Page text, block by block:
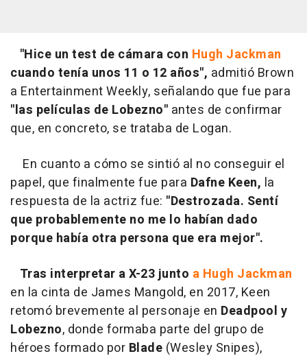
"Hice un test de cámara con Hugh Jackman
cuando tenía unos 11 o 12 años", admitió Brown
a Entertainment Weekly, señalando que fue para
"las películas de Lobezno" antes de confirmar
que, en concreto, se trataba de Logan.
En cuanto a cómo se sintió al no conseguir el
papel, que finalmente fue para Dafne Keen, la
respuesta de la actriz fue: "Destrozada. Sentí
que probablemente no me lo habían dado
porque había otra persona que era mejor".
Tras interpretar a X-23 junto a Hugh Jackman
en la cinta de James Mangold, en 2017, Keen
retomó brevemente al personaje en Deadpool y
Lobezno, donde formaba parte del grupo de
héroes formado por Blade (Wesley Snipes),